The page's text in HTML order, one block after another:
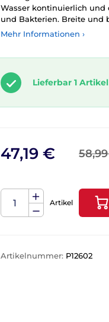
Wasser kontinuierlich und
und Bakterien. Breite und
Mehr Informationen ›
Lieferbar 1 Artikel
47,19 €
Artikel
Artikelnummer: P12602